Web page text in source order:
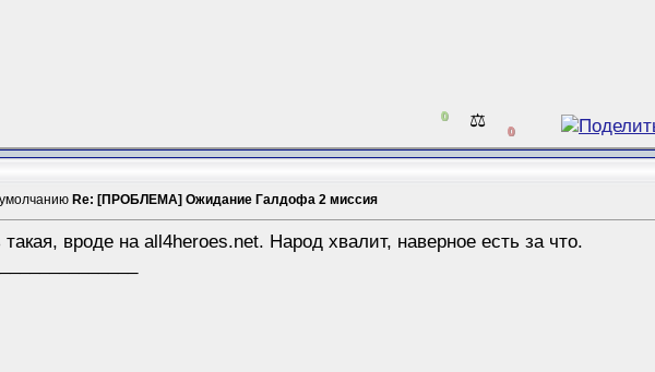
0 ⚖️ 0
Re: [ПРОБЛЕМА] Ожидание Галдофа 2 миссия
такая, вроде на all4heroes.net. Народ хвалит, наверное есть за что.